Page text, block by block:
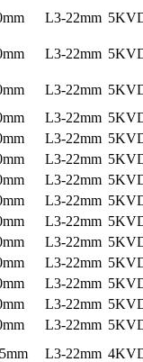
L3-22mm
L3-22mm
L3-22mm
L3-22mm
L3-22mm
L3-22mm
L3-22mm
L3-22mm
L3-22mm
L3-22mm
L3-22mm
L3-22mm
L3-22mm
L3-22mm
L3-22mm